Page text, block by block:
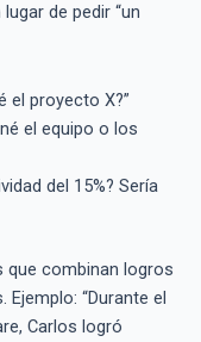
lugar de pedir “un
el proyecto X?”
el equipo o los
del 15%? Sería
combinan logros
“Durante el
Carlos logró